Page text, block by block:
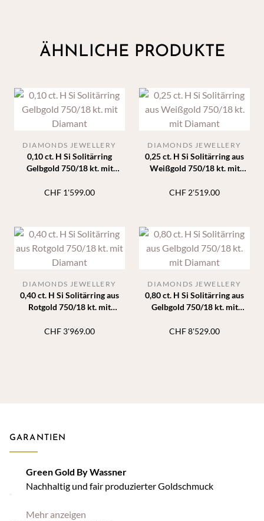
ÄHNLICHE PRODUKTE
0,10 ct. H Si Solitärring
Gelbgold 750/18 kt. mit
DIAMONDS JEWELLERY
CHF 1'599.00
0,25 ct. H Si Solitärring aus
Weißgold 750/18 kt. mit
DIAMONDS JEWELLERY
CHF 2'519.00
0,40 ct. H Si Solitärring aus
Rotgold 750/18 kt. mit
DIAMONDS JEWELLERY
CHF 3'969.00
0,80 ct. H Si Solitärring aus
Gelbgold 750/18 kt. mit
DIAMONDS JEWELLERY
CHF8'529.00
GARANTIEN
Green Gold By Wassner
Nachhaltig und fair produzierter Goldschmuck
Mehr anzeigen